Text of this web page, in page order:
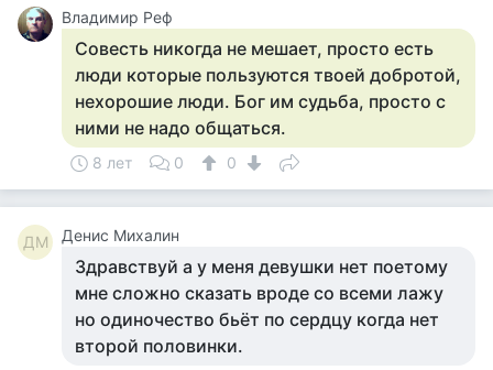
Владимир Реф
Совесть никогда не мешает, просто есть
люди которые пользуются твоей добротой,
нехорошие люди. Бог им судьба, просто с
ними не надо общаться.
8 лет 0 0
ДМ Денис Михалин
Здравствуй а у меня девушки нет поетому
мне сложно сказать вроде со всеми лажу
но одиночество бьёт по сердцу когда нет
второй половинки.